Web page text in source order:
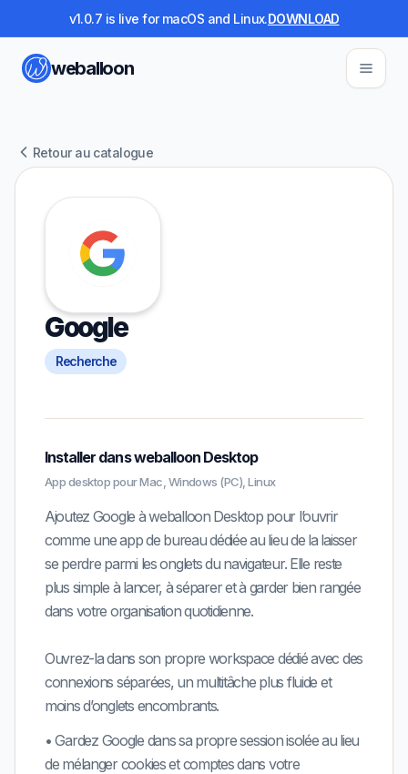
v1.0.7 is live for macOS and Linux.DOWNLOAD
weballoon
Retour au catalogue
Google
Recherche
Installer dans weballoon Desktop
App desktop pour Mac, Windows (PC), Linux
Ajoutez Google à weballoon Desktop pour l’ouvrir
comme une app de bureau dédiée au lieu de la laisser
se perdre parmi les onglets du navigateur. Elle reste
plus simple à lancer, à séparer et à garder bien rangée
dans votre organisation quotidienne.
Ouvrez-la dans son propre workspace dédié avec des
connexions séparées, un multitâche plus fluide et
moins d’onglets encombrants.
•Gardez Google dans sa propre session isolée au lieu
de mélanger cookies et comptes dans votre